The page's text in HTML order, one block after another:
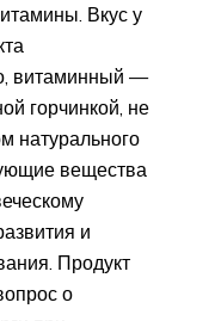
Вкус у
витаминный —
горчинкой, не
натурального
вещества
и
Продукт
о